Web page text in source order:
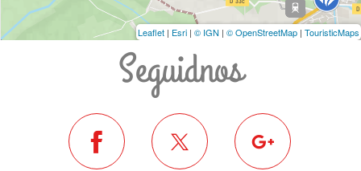
Leaflet | Esri | © IGN | © OpenStreetMap | TouristicMaps
Seguidnos